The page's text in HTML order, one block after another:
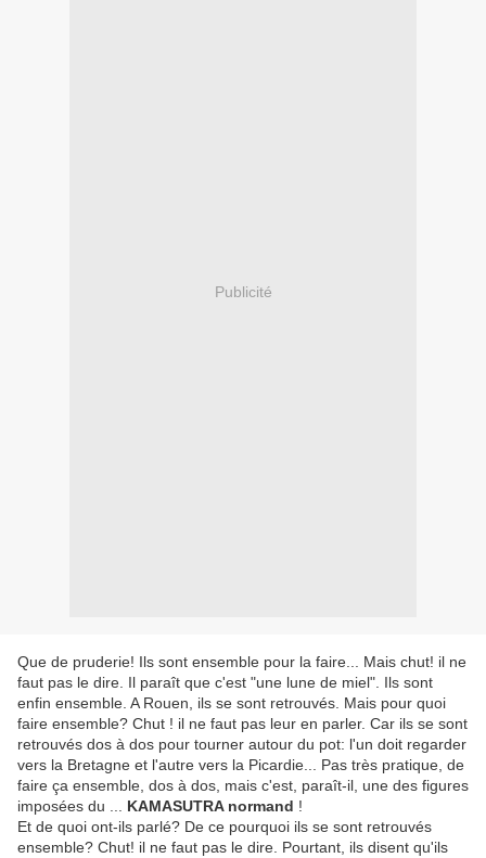
Publicité
Que de pruderie! Ils sont ensemble pour la faire... Mais chut! il ne
faut pas le dire. Il paraît que c'est "une lune de miel". Ils sont
enfin ensemble. A Rouen, ils se sont retrouvés. Mais pour quoi
faire ensemble? Chut ! il ne faut pas leur en parler. Car ils se sont
retrouvés dos à dos pour tourner autour du pot: l'un doit regarder
vers la Bretagne et l'autre vers la Picardie... Pas très pratique, de
faire ça ensemble, dos à dos, mais c'est, paraît-il, une des figures
imposées du ... KAMASUTRA normand !
Et de quoi ont-ils parlé? De ce pourquoi ils se sont retrouvés
ensemble? Chut! il ne faut pas le dire. Pourtant, ils disent qu'ils